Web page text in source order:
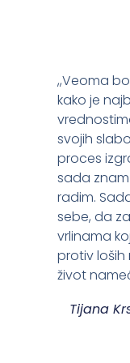
,,Veoma
kako je
svojih
proces
sada
radim.
sebe, da
vrlinama
protiv loših
život
Tijana